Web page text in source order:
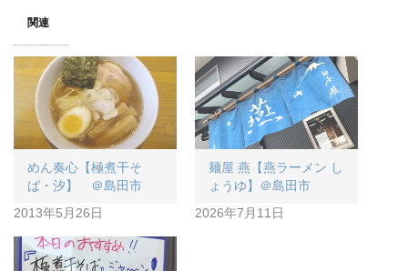
関連
めん奏心【極煮干そ
ば・汐】 ＠島田市
2013年5月26日
麺屋 燕【燕ラーメン し
ょうゆ】＠島田市
2026年7月11日